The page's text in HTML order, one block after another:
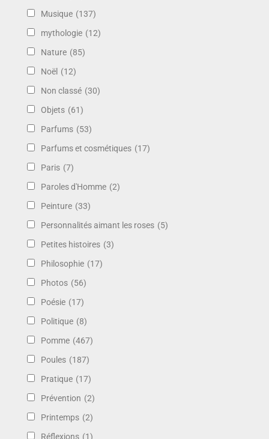
Musique (137)
mythologie (12)
Nature (85)
Noël (12)
Non classé (30)
Objets (61)
Parfums (53)
Parfums et cosmétiques (17)
Paris (7)
Paroles d'Homme (2)
Peinture (33)
Personnalités aimant les roses (5)
Petites histoires (3)
Philosophie (17)
Photos (56)
Poésie (17)
Politique (8)
Pomme (467)
Poules (187)
Pratique (17)
Prévention (2)
Printemps (2)
Réflexions (1)